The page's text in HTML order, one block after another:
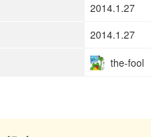
2014.1.27
2014.1.27
the-fool